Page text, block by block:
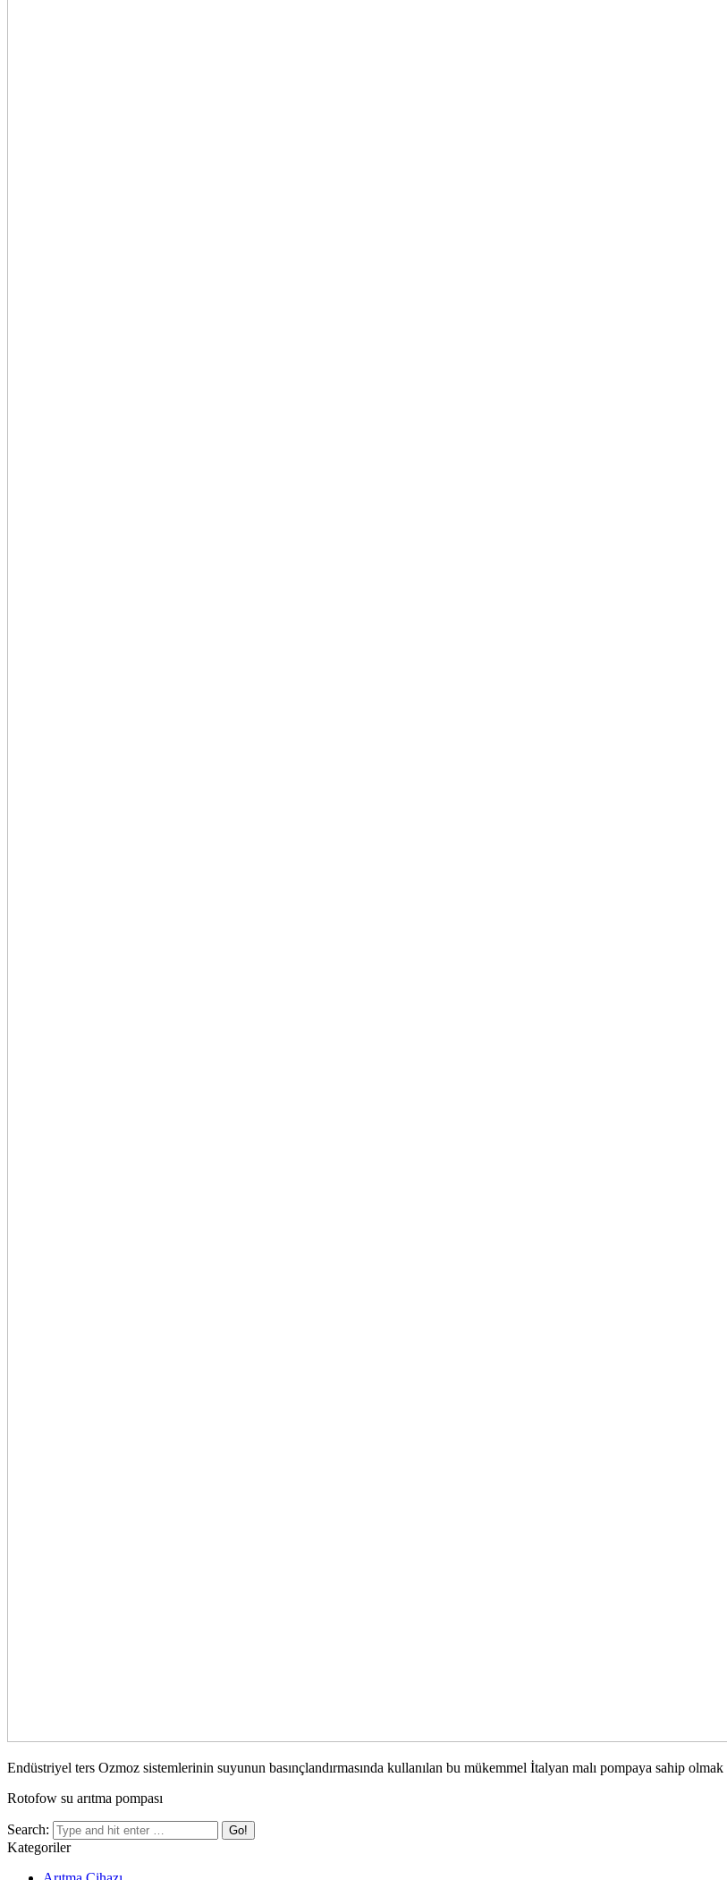
Endüstriyel ters Ozmoz sistemlerinin suyunun basınçlandırmasında kullanılan bu mükemmel İtalyan malı pompaya sahip olmak
Rotofow su arıtma pompası
Search:
Kategoriler